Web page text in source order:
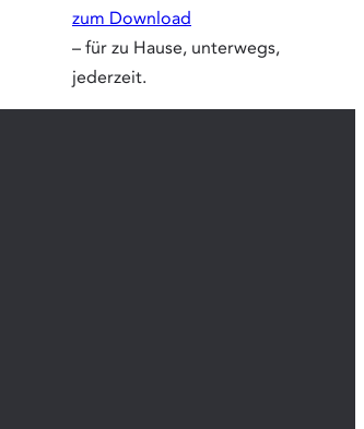
zum Download
– für zu Hause, unterwegs,
jederzeit.